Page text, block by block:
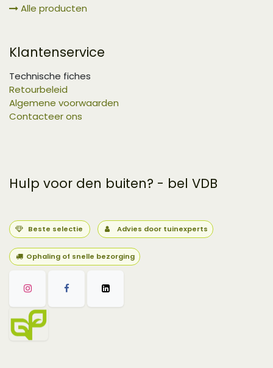
Alle producten
Klantenservice
Technische fiches
Retourbeleid
Algemene voorwaarden
Contacteer ons
Hulp voor den buiten? - bel VDB
Beste selectie Advies door tuinexperts
Ophaling of snelle bezorging